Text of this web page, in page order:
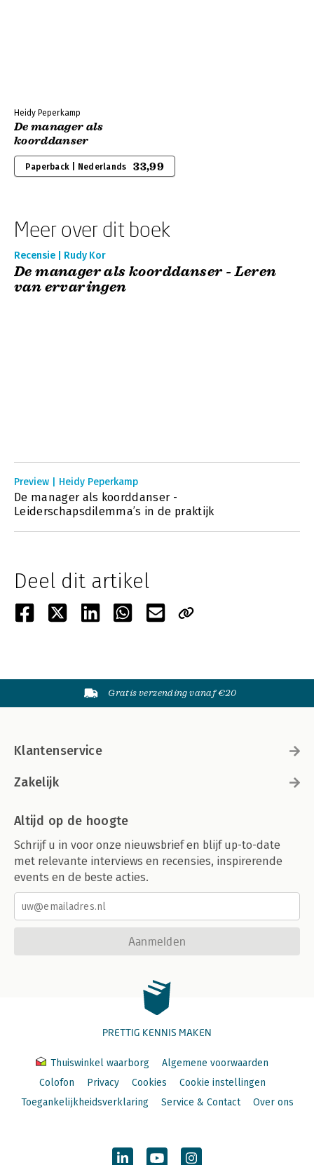
Heidy Peperkamp
De manager als
koorddanser
Paperback | Nederlands 33,99
Meer over dit boek
Recensie | Rudy Kor
De manager als koorddanser - Leren
van ervaringen
Preview | Heidy Peperkamp
De manager als koorddanser -
Leiderschapsdilemma’s in de praktijk
Deel dit artikel
Gratis verzending vanaf €20
Klantenservice
Zakelijk
Altijd op de hoogte
Schrijf u in voor onze nieuwsbrief en blijf up-to-date
met relevante interviews en recensies, inspirerende
events en de beste acties.
Aanmelden
PRETTIG KENNIS MAKEN
Thuiswinkel waarborg
Algemene voorwaarden
Colofon
Privacy Cookies
Cookie instellingen
Toegankelijkheidsverklaring
Service & Contact Over ons